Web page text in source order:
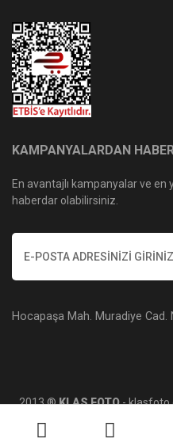
KAMPANYALARDAN
En avantajlı kampanyalar ve
haberdar olabilirsiniz.
Hocapaşa Mah. Muradiye Cad.
2013 ®KLAS FOTO-